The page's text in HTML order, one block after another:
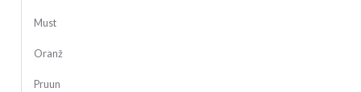
Must
Oranž
Pruun